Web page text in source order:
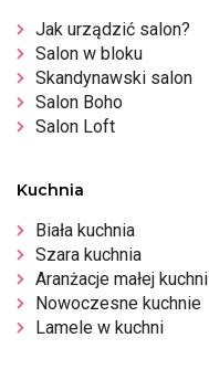
Jak urządzić salon?
Salon w bloku
Skandynawski salon
Salon Boho
Salon Loft
Kuchnia
Biała kuchnia
Szara kuchnia
Aranżacje małej kuchni
Nowoczesne kuchnie
Lamele w kuchni